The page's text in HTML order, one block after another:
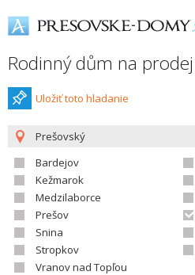
Rodinný dům na
Uložiť toto hladanie
Prešovský
Bardejov
Kežmarok
Medzilaborce
Prešov
Snina
Stropkov
Vranov nad Topľou